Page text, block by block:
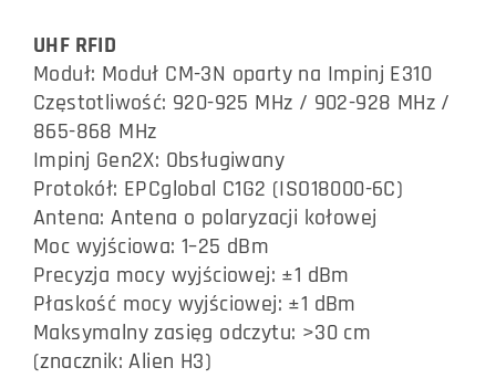
UHF RFID
Moduł: Moduł CM-3N oparty na Impinj E310
Częstotliwość: 920-925 MHz / 902-928 MHz /
865-868 MHz
Impinj Gen2X: Obsługiwany
Protokół: EPCglobal C1G2 (ISO18000-6C)
Antena: Antena o polaryzacji kołowej
Moc wyjściowa: 1–25 dBm
Precyzja mocy wyjściowej: ±1 dBm
Płaskość mocy wyjściowej: ±1 dBm
Maksymalny zasięg odczytu: >30 cm
(znacznik: Alien H3)